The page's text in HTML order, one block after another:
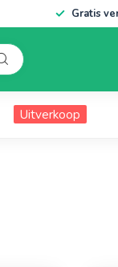
Gratis
Uitverkoop